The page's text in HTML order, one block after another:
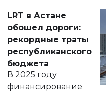
документ
появился в базе
нормативных
правовых актов и
на сайте маслихат
города.
LRT в Астане
обошел дороги:
рекордные траты
республиканского
бюджета
В 2025 году
финансирование